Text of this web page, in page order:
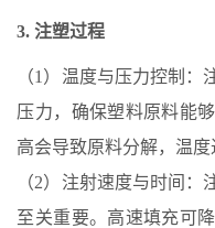
3. 注塑过程
（1）温度与压力控制：
压力，确保塑料原料能
高会导致原料分解，温度
（2）注射速度与时间
至关重要。高速填充可